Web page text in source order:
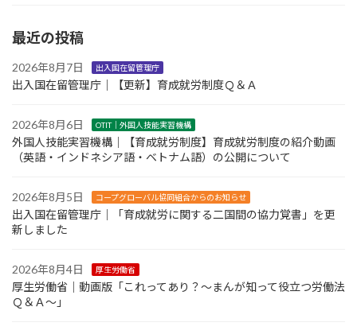
最近の投稿
2026年8月7日 出入国在留管理庁
出入国在留管理庁｜【更新】育成就労制度Ｑ＆Ａ
2026年8月6日 OTIT｜外国人技能実習機構
外国人技能実習機構｜【育成就労制度】育成就労制度の紹介動画
（英語・インドネシア語・ベトナム語）の公開について
2026年8月5日 コープグローバル協同組合からのお知らせ
出入国在留管理庁｜「育成就労に関する二国間の協力覚書」を更
新しました
2026年8月4日 厚生労働省
厚生労働省｜動画版「これってあり？～まんが知って役立つ労働法
Ｑ＆Ａ～」